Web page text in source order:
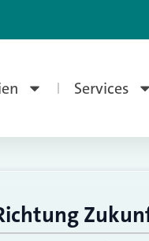
Services